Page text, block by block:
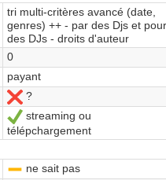
tri multi-critères avancé (date,
genres) ++ - par des Djs et
des DJs - droits d'auteur
0
payant
No
?
Sí
streaming ou
télépchargement
ne sait pas